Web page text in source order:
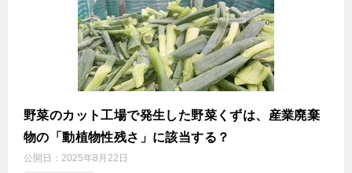
野菜のカット工場で発生した野菜くずは、産業廃棄
物の「動植物性残さ」に該当する？
公開日： 2025年8月22日